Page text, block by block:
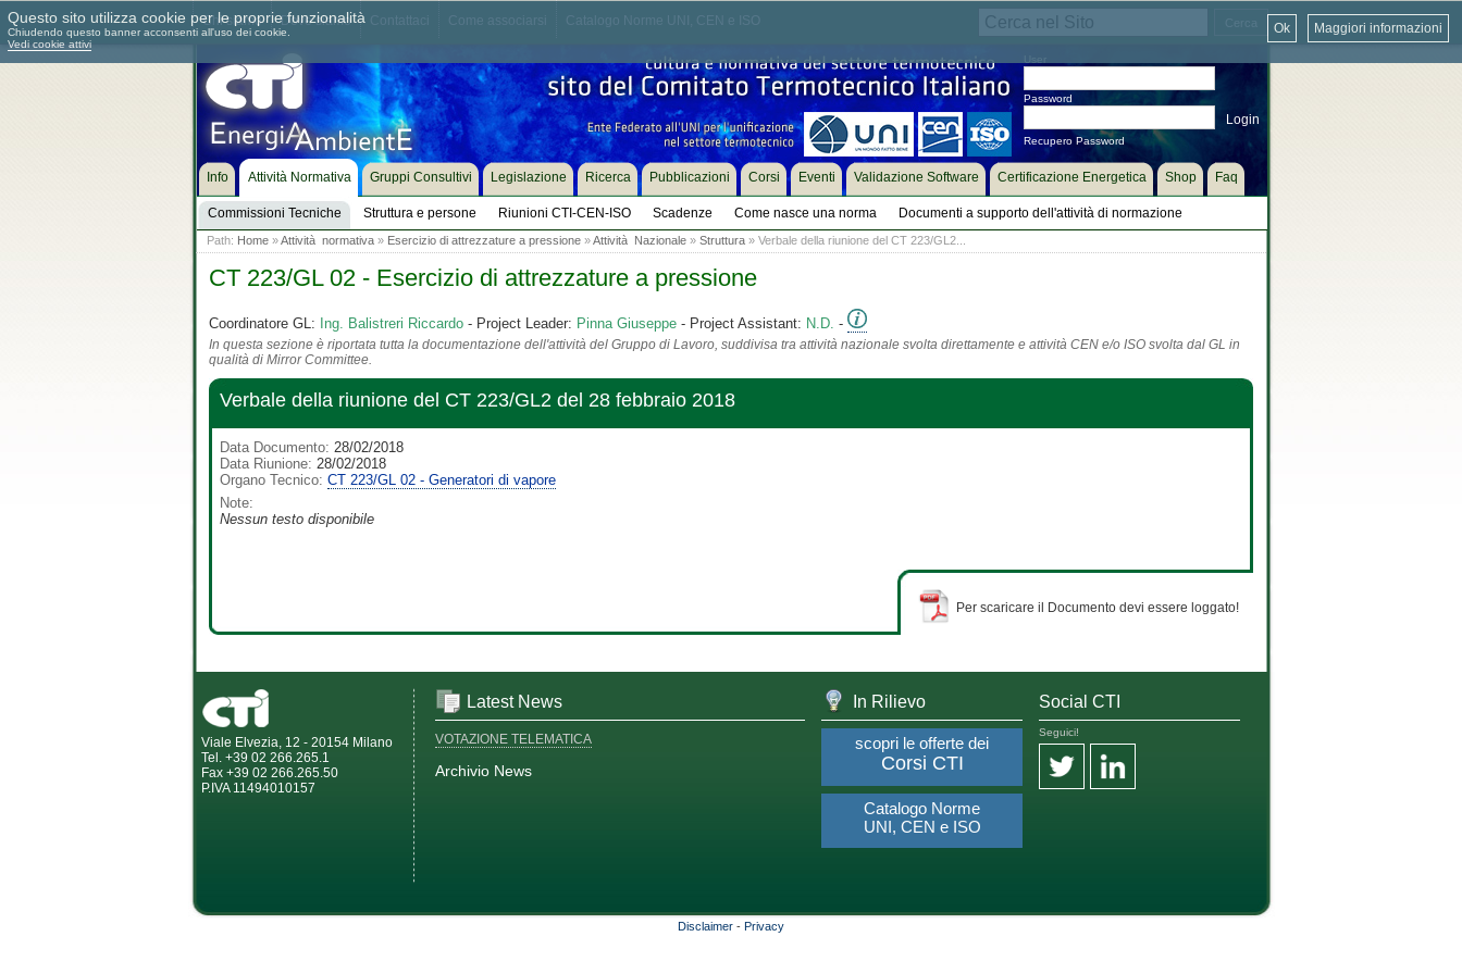
Chi siamo Dove siamo
Password
Recupero Password
Info Attività Normativa
Commissioni Tecniche Struttura e persone Riunioni CTI-CEN-ISO Scadenze Come nasce una norma Documenti a supporto dell'attività di normazione
Gruppi Consultivi Legislazione Ricerca Pubblicazioni Corsi Eventi Validazione Software Certificazione Energetica Shop Faq
Path: Home»Attività normativa» Esercizio di attrezzature a pressione»Attività Nazionale» Struttura» Verbale della riunione del CT 223/GL2...
CT 223/GL 02 - Esercizio di attrezzature a pressione
Coordinatore GL: Ing. Balistreri Riccardo- Project Leader: Pinna Giuseppe- Project Assistant: N.D. -
In questa sezione è riportata tutta la documentazione dell'attività del Gruppo di Lavoro, suddivisa tra attività nazionale svolta direttamente e attività CEN e/o ISO svolta dal GL in
qualità di Mirror Committee.
Verbale della riunione del CT 223/GL2 del 28 febbraio 2018
Data Documento: 28/02/2018
Data Riunione: 28/02/2018
Organo Tecnico: CT 223/GL 02 - Generatori di vapore
Note:
Nessun testo disponibile
Per scaricare il Documento devi essere loggato!
Viale Elvezia, 12 - 20154 Milano
Tel. +39 02 266.265.1
Fax +39 02 266.265.50
P.IVA 11494010157
Latest News
VOTAZIONE TELEMATICA
Archivio News
In Rilievo
scopri le offerte dei
Corsi CTI
Catalogo Norme
UNI, CEN e ISO
Social CTI
Seguici!
Disclaimer - Privacy
Questo sito utilizza cookie per le proprie funzionalità
Chiudendo questo banner acconsenti all'uso dei cookie.
Vedi cookie attivi
Maggiori informazioni
Ok